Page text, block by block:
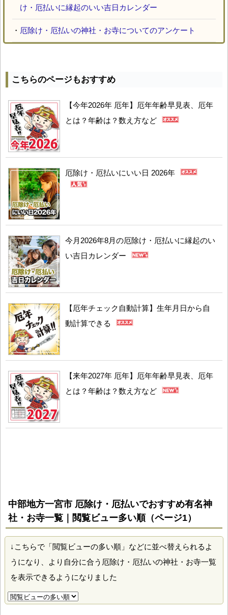
け・厄払いに縁起のいい吉日カレンダー
・ 厄除け・厄払いの神社・お寺についてのアンケート
こちらのページもおすすめ
【今年2026年 厄年】厄年年齢早見表、厄年
とは？年齢は？数え方など
厄除け・厄払いにいい日 2026年
今月2026年8月の厄除け・厄払いに縁起のい
い吉日カレンダー
【厄年チェック自動計算】生年月日から自
動計算できる
【来年2027年 厄年】厄年年齢早見表、厄年
とは？年齢は？数え方など
中部地方一宮市 厄除け・厄払いでおすすめ有名神
社・お寺一覧｜閲覧ビュー多い順（ページ1）
↓こちらで「閲覧ビューの多い順」などに並べ替えられるよ
うになり、より自分に合う厄除け・厄払いの神社・お寺一覧
を表示できるようになりました